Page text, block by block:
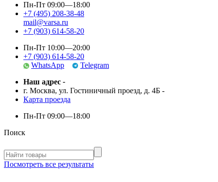
Пн-Пт 09:00—18:00
+7 (495) 208-38-48
mail@varsa.ru
+7 (903) 614-58-20
Пн-Пт 10:00—20:00
+7 (903) 614-58-20
WhatsApp
Telegram
Наш адрес -
г. Москва, ул. Гостиничный проезд, д. 4Б -
Карта проезда
Пн-Пт 09:00—18:00
Поиск
Посмотреть все результаты